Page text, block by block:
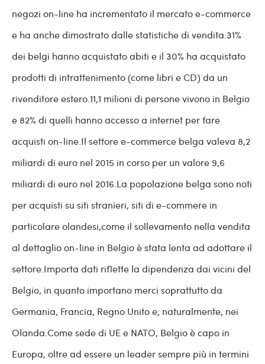
negozi on-line ha incrementato il mercato e-commerce
e ha anche dimostrato dalle statistiche di vendita.31%
dei belgi hanno acquistato abiti e il 30% ha acquistato
prodotti di intrattenimento (come libri e CD) da un
rivenditore estero.11,1 milioni di persone vivono in Belgio
e 82% di quelli hanno accesso a internet per fare
acquisti on-line.Il settore e-commerce belga valeva 8,2
miliardi di euro nel 2015 in corso per un valore 9,6
miliardi di euro nel 2016.La popolazione belga sono noti
per acquisti su siti stranieri, siti di e-commere in
particolare olandesi,come il sollevamento nella vendita
al dettaglio on-line in Belgio è stata lenta ad adottare il
settore.Importa dati riflette la dipendenza dai vicini del
Belgio, in quanto importano merci soprattutto da
Germania, Francia, Regno Unito e, naturalmente, nei
Olanda.Come sede di UE e NATO, Belgio è capo in
Europa, oltre ad essere un leader sempre più in termini